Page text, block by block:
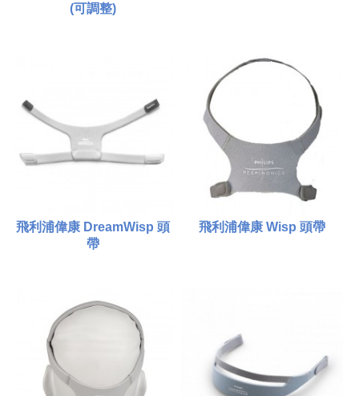
(可調整)
添加到購物車
$180.00
添加到購物車
飛利浦偉康 DreamWisp 頭
帶
添加到購物車
飛利浦偉康 Wisp 頭帶
添加到購物車